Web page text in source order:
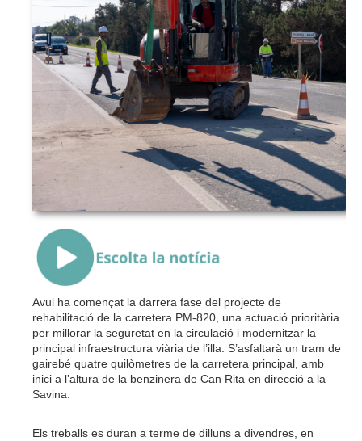
{Play}
Avui ha començat la darrera fase del projecte de
rehabilitació de la carretera PM-820, una actuació prioritària
per millorar la seguretat en la circulació i modernitzar la
principal infraestructura viària de l’illa. S’asfaltarà un tram de
gairebé quatre quilòmetres de la carretera principal, amb
inici a l’altura de la benzinera de Can Rita en direcció a la
Savina.
Els treballs es duran a terme de dilluns a divendres, en